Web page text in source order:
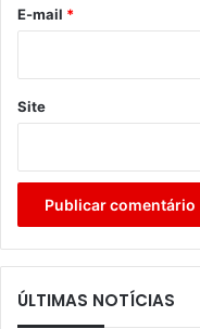
*
E-mail *
Site
ÚLTIMAS NOTÍCIAS